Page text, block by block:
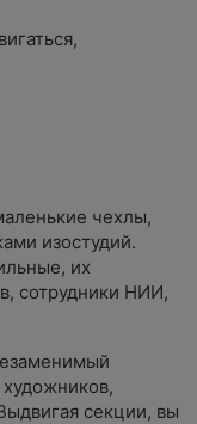
чехлы,
изостудий.
их
сотрудники НИИ,
секции, вы